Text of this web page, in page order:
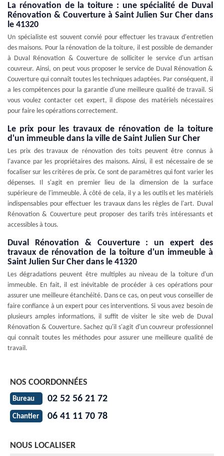
La rénovation de la toiture : une spécialité de Duval
Rénovation & Couverture à Saint Julien Sur Cher dans
le 41320
Un spécialiste est souvent convié pour effectuer les travaux d'entretien
des maisons. Pour la rénovation de la toiture, il est possible de demander
à Duval Rénovation & Couverture de solliciter le service d'un artisan
couvreur. Ainsi, on peut vous proposer le service de Duval Rénovation &
Couverture qui connaît toutes les techniques adaptées. Par conséquent, il
a les compétences pour la garantie d'une meilleure qualité de travail. Si
vous voulez contacter cet expert, il dispose des matériels nécessaires
pour faire les opérations correctement.
Le prix pour les travaux de rénovation de la toiture
d'un immeuble dans la ville de Saint Julien Sur Cher
Les prix des travaux de rénovation des toits peuvent être connus à
l'avance par les propriétaires des maisons. Ainsi, il est nécessaire de se
focaliser sur les critères de prix. Ce sont de paramètres qui font varier les
dépenses. Il s'agit en premier lieu de la dimension de la surface
supérieure de l'immeuble. À côté de cela, il y a les outils et les matériels
indispensables pour effectuer les travaux dans les règles de l'art. Duval
Rénovation & Couverture peut proposer des tarifs très intéressants et
accessibles à tous.
Duval Rénovation & Couverture : un expert des
travaux de rénovation de la toiture d'un immeuble à
Saint Julien Sur Cher dans le 41320
Les dégradations peuvent être multiples au niveau de la toiture d'un
immeuble. En fait, il est inévitable de procéder à ces opérations pour
assurer une meilleure étanchéité. Dans ce cas, on peut vous conseiller de
faire confiance à un expert pour ces interventions. Si vous avez besoin de
plusieurs amples informations, il suffit de visiter le site web de Duval
Rénovation & Couverture. Sachez qu'il s'agit d'un couvreur professionnel
qui connaît toutes les méthodes pour assurer une meilleure qualité de
travail.
NOS COORDONNÉES
Bureau 02 52 56 21 72
Chantier 06 41 11 70 78
NOUS LOCALISER